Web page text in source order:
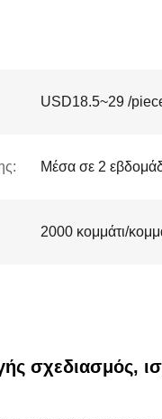
USD18.5~29 /
Μέσα σε 2
2000 κομμάτι/
σχεδιασμός,